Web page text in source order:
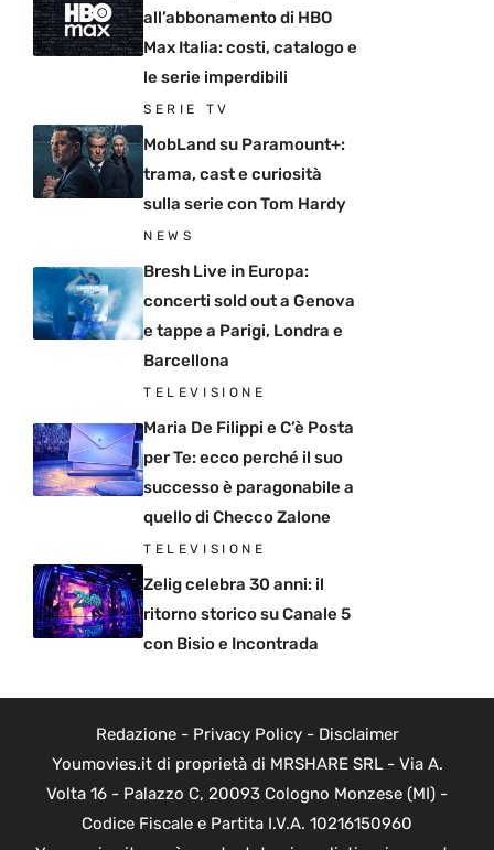
all’abbonamento di HBO
Max Italia: costi, catalogo e
le serie imperdibili
SERIE TV
MobLand su Paramount+:
trama, cast e curiosità
sulla serie con Tom Hardy
NEWS
Bresh Live in Europa:
concerti sold out a Genova
e tappe a Parigi, Londra e
Barcellona
TELEVISIONE
Maria De Filippi e C’è Posta
per Te: ecco perché il suo
successo è paragonabile a
quello di Checco Zalone
TELEVISIONE
Zelig celebra 30 anni: il
ritorno storico su Canale 5
con Bisio e Incontrada
Redazione- Privacy Policy- Disclaimer
Youmovies.it di proprietà di MRSHARE SRL - Via A.
Volta 16 - Palazzo C, 20093 Cologno Monzese (MI) -
Codice Fiscale e Partita I.V.A. 10216150960